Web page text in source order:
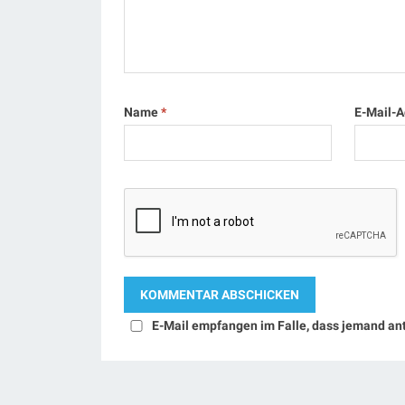
Name* E-Mail-
E-Mail empfangen im Falle, dass jemand